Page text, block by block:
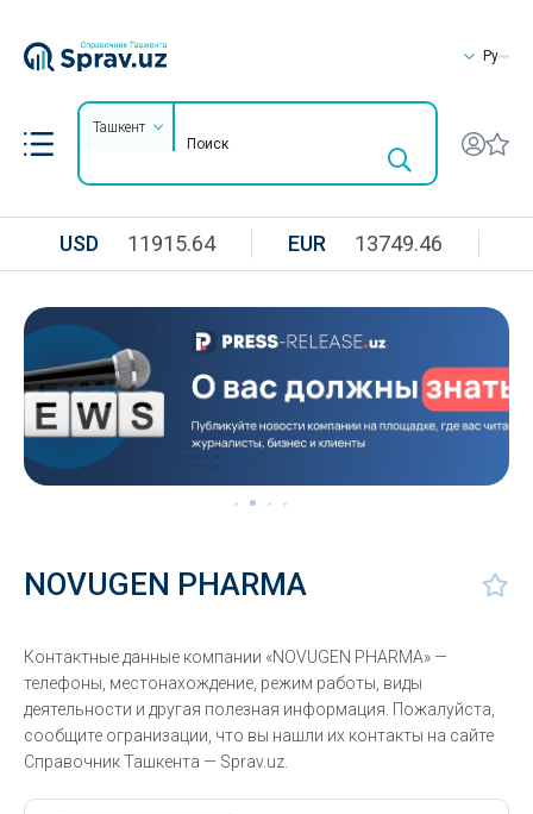
Ру
Ташкент
USD 11915.64 EUR 13749.46
NOVUGEN PHARMA
Контактные данные компании «NOVUGEN PHARMA» —
телефоны, местонахождение, режим работы, виды
деятельности и другая полезная информация. Пожалуйста,
сообщите огранизации, что вы нашли их контакты на сайте
Справочник Ташкента — Sprav.uz.